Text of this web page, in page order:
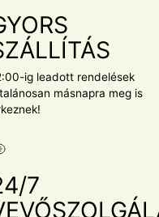
ig leadott rendelések
másnapra meg is
7